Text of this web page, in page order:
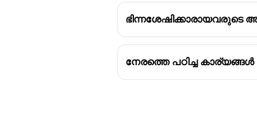
സാർവത്രികം
നേരത്തെ പഠിച്ച